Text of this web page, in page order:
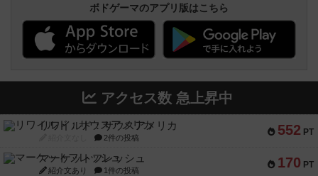
ボドゲーマのアプリ版はこちら
アクセス数 急上昇中
552 PT
リワイルド：サウスアメリカ
2件の投稿
170 PT
マーケットフレッシュ
紹介文あり 1件の投稿